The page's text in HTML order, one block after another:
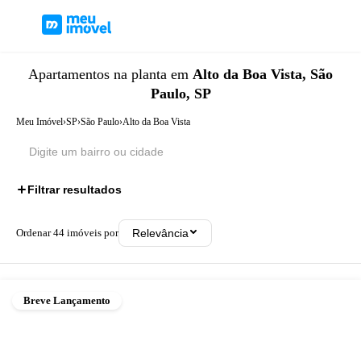
Apartamentos na planta em Alto da Boa Vista, São
Paulo, SP
Meu Imóvel›SP›São Paulo›Alto da Boa Vista
Filtrar resultados
Ordenar44 imóveis por Relevância
Breve Lançamento